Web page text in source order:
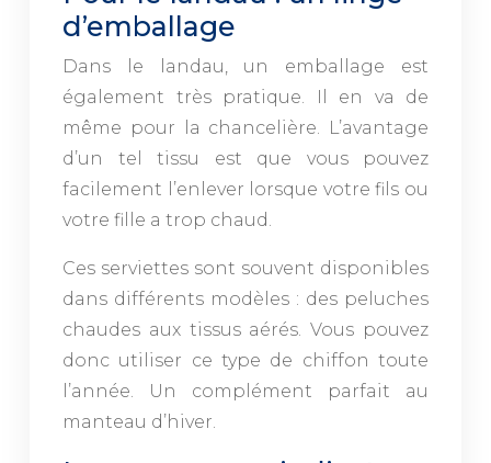
d’emballage
Dans le landau, un emballage est
également très pratique. Il en va de
même pour la chancelière. L’avantage
d’un tel tissu est que vous pouvez
facilement l’enlever lorsque votre fils ou
votre fille a trop chaud.
Ces serviettes sont souvent disponibles
dans différents modèles : des peluches
chaudes aux tissus aérés. Vous pouvez
donc utiliser ce type de chiffon toute
l’année. Un complément parfait au
manteau d’hiver.